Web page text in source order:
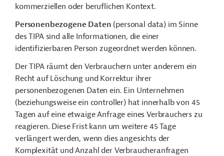
kommerziellen oder beruflichen Kontext.
Personenbezogene Daten (personal data) im Sinne
des TIPA sind alle Informationen, die einer
identifizierbaren Person zugeordnet werden können.
Der TIPA räumt den Verbrauchern unter anderem ein
Recht auf Löschung und Korrektur ihrer
personenbezogenen Daten ein. Ein Unternehmen
(beziehungsweise ein controller) hat innerhalb von 45
Tagen auf eine etwaige Anfrage eines Verbrauchers zu
reagieren. Diese Frist kann um weitere 45 Tage
verlängert werden, wenn dies angesichts der
Komplexität und Anzahl der Verbraucheranfragen